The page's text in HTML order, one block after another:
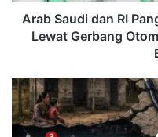
Arab Saudi dan RI
Lewat Gerbang